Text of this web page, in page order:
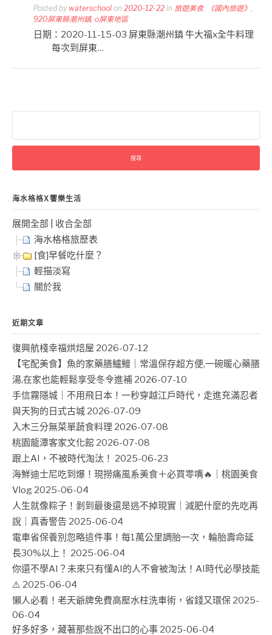
Posted by waterschool on 2020-12-22 in 旅遊美食, 《國內旅遊》
920屏東縣潮州鎮, o屏東地區
日期：2020-11-15-03 屏東縣潮州鎮 牛大福x全牛料理
每次到屏東…
關
字:
海水格格X饗樂生活
展開全部
收合全部
海水格格旅歷表
[食]早餐吃什麼？
輕描淡寫
關於我
近期文章
復興航棧幸福烘焙屋 2026-07-12
【宅配美食】魚的家藥膳鱸鰻｜常溫保存超方便,一碗暖心藥膳
湯,在家也能輕鬆享受冬令進補 2026-07-10
手信霧隱城｜不用飛日本！一秒穿越江戶時代，走進充滿忍者
與天狗的日式古城 2026-07-09
入木三分無菜單蔬食料理 2026-07-08
桃園龍潭客家文化館 2026-07-08
跟上AI，不被時代淘汰！ 2025-06-23
海鮮迪士尼吃到爆！現撈痛風系美食＋必買零嘴🔥｜桃園美食
Vlog 2025-06-04
人生就像粽子！剝到最後還是逃不掉現實｜減肥什麼的先吃再
說｜真香警告 2025-06-04
電車省保養別忽略這件事！每1萬公里調胎一次，輪胎壽命延
長30%以上！ 2025-06-04
你還不學AI？未來只有懂AI的人不會被淘汰！AI時代必學技能
⚠️ 2025-06-04
懶人必看！老天爺牌免費高壓水柱洗車術，省錢又環保 2025-
06-04
好多好多，藏著那些說不出口的心事 2025-06-04